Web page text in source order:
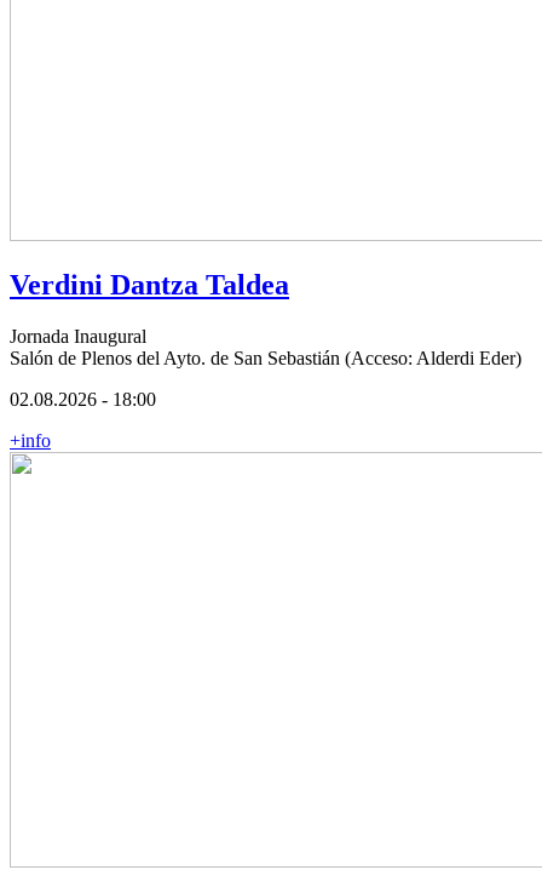
Verdini Dantza Taldea
Jornada Inaugural
Salón de Plenos del Ayto. de San Sebastián (Acceso: Alderdi Eder)
02.08.2026 - 18:00
+info